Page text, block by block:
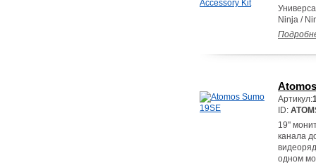
Ninja /
Артикул:
ID:
19''
канала
одном